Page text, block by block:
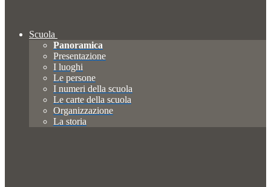
Scuola
Panoramica
Presentazione
I luoghi
Le persone
I numeri della scuola
Le carte della scuola
Organizzazione
La storia